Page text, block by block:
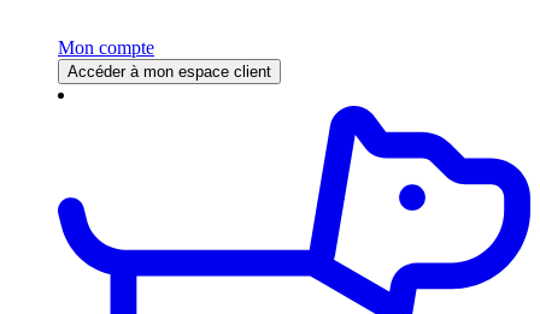
Mon compte
Accéder à mon espace client